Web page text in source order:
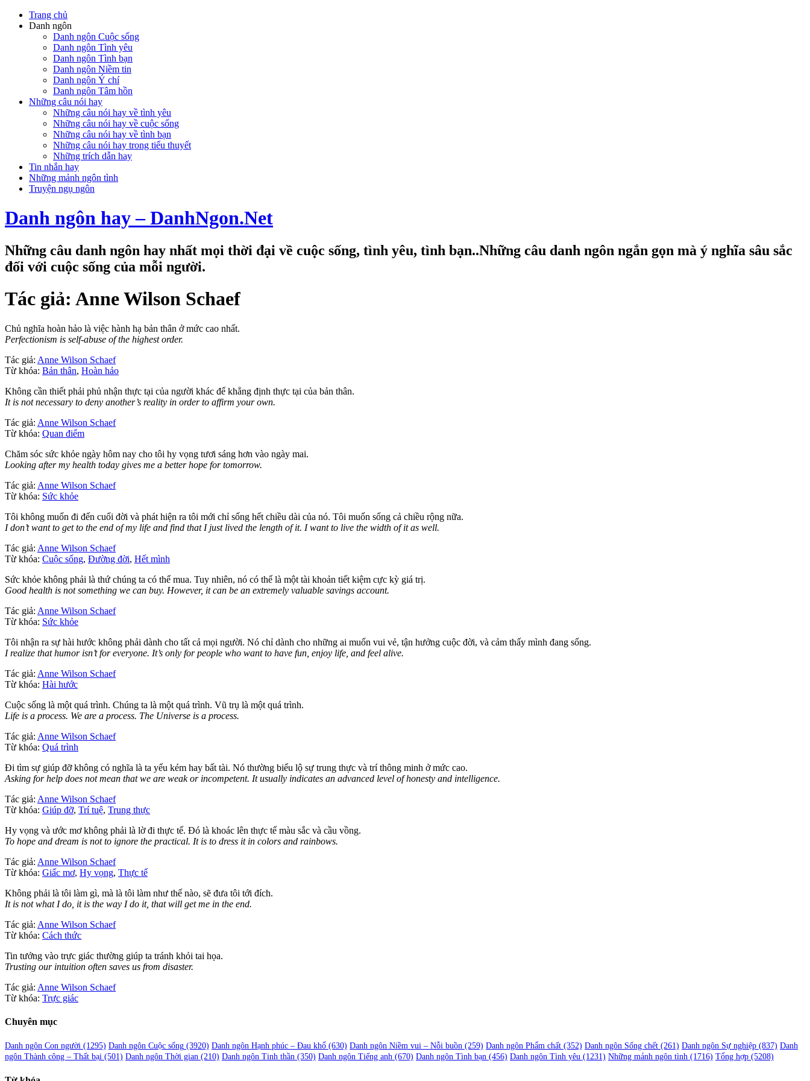
Trang chủ
Danh ngôn
Danh ngôn Cuộc sống
Danh ngôn Tình yêu
Danh ngôn Tình bạn
Danh ngôn Niềm tin
Danh ngôn Ý chí
Danh ngôn Tâm hồn
Những câu nói hay
Những câu nói hay về tình yêu
Những câu nói hay về cuộc sống
Những câu nói hay về tình bạn
Những câu nói hay trong tiểu thuyết
Những trích dẫn hay
Tin nhắn hay
Những mảnh ngôn tình
Truyện ngụ ngôn
Danh ngôn hay – DanhNgon.Net
Những câu danh ngôn hay nhất mọi thời đại về cuộc sống, tình yêu, tình bạn..Những câu danh ngôn ngắn gọn mà ý nghĩa sâu sắc
đối với cuộc sống của mỗi người.
Tác giả: Anne Wilson Schaef
Chủ nghĩa hoàn hảo là việc hành hạ bản thân ở mức cao nhất.
Perfectionism is self-abuse of the highest order.
Tác giả: Anne Wilson Schaef
Từ khóa: Bản thân, Hoàn hảo
Không cần thiết phải phủ nhận thực tại của người khác để khẳng định thực tại của bản thân.
It is not necessary to deny another’s reality in order to affirm your own.
Tác giả: Anne Wilson Schaef
Từ khóa: Quan điểm
Chăm sóc sức khỏe ngày hôm nay cho tôi hy vọng tươi sáng hơn vào ngày mai.
Looking after my health today gives me a better hope for tomorrow.
Tác giả: Anne Wilson Schaef
Từ khóa: Sức khỏe
Tôi không muốn đi đến cuối đời và phát hiện ra tôi mới chỉ sống hết chiều dài của nó. Tôi muốn sống cả chiều rộng nữa.
I don’t want to get to the end of my life and find that I just lived the length of it. I want to live the width of it as well.
Tác giả: Anne Wilson Schaef
Từ khóa: Cuộc sống, Đường đời, Hết mình
Sức khỏe không phải là thứ chúng ta có thể mua. Tuy nhiên, nó có thể là một tài khoản tiết kiệm cực kỳ giá trị.
Good health is not something we can buy. However, it can be an extremely valuable savings account.
Tác giả: Anne Wilson Schaef
Từ khóa: Sức khỏe
Tôi nhận ra sự hài hước không phải dành cho tất cả mọi người. Nó chỉ dành cho những ai muốn vui vẻ, tận hưởng cuộc đời, và cảm thấy mình đang sống.
I realize that humor isn’t for everyone. It’s only for people who want to have fun, enjoy life, and feel alive.
Tác giả: Anne Wilson Schaef
Từ khóa: Hài hước
Cuộc sống là một quá trình. Chúng ta là một quá trình. Vũ trụ là một quá trình.
Life is a process. We are a process. The Universe is a process.
Tác giả: Anne Wilson Schaef
Từ khóa: Quá trình
Đi tìm sự giúp đỡ không có nghĩa là ta yếu kém hay bất tài. Nó thường biểu lộ sự trung thực và trí thông minh ở mức cao.
Asking for help does not mean that we are weak or incompetent. It usually indicates an advanced level of honesty and intelligence.
Tác giả: Anne Wilson Schaef
Từ khóa: Giúp đỡ, Trí tuệ, Trung thực
Hy vọng và ước mơ không phải là lờ đi thực tế. Đó là khoác lên thực tế màu sắc và cầu vồng.
To hope and dream is not to ignore the practical. It is to dress it in colors and rainbows.
Tác giả: Anne Wilson Schaef
Từ khóa: Giấc mơ, Hy vọng, Thực tế
Không phải là tôi làm gì, mà là tôi làm như thế nào, sẽ đưa tôi tới đích.
It is not what I do, it is the way I do it, that will get me in the end.
Tác giả: Anne Wilson Schaef
Từ khóa: Cách thức
Tin tưởng vào trực giác thường giúp ta tránh khỏi tai họa.
Trusting our intuition often saves us from disaster.
Tác giả: Anne Wilson Schaef
Từ khóa: Trực giác
Chuyên mục
Danh ngôn Con người (1295) Danh ngôn Cuộc sống (3920) Danh ngôn Hạnh phúc – Đau khổ (630) Danh ngôn Niềm vui – Nỗi buồn (259) Danh ngôn Phẩm chất (352) Danh ngôn Sống chết (261) Danh ngôn Sự nghiệp (837) Danh
ngôn Thành công – Thất bại (501) Danh ngôn Thời gian (210) Danh ngôn Tinh thần (350) Danh ngôn Tiếng anh (670) Danh ngôn Tình bạn (456) Danh ngôn Tình yêu (1231) Những mảnh ngôn tình (1716) Tổng hợp (5208)